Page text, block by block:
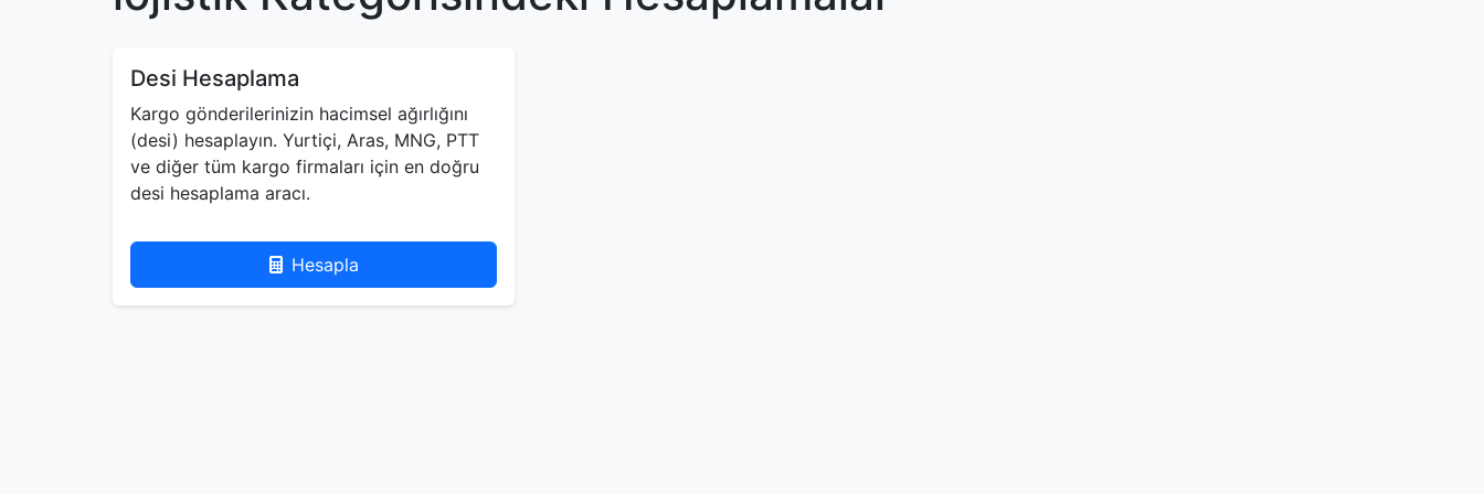
Desi Hesaplama
Kargo gönderilerinizin hacimsel ağırlığını
(desi) hesaplayın. Yurtiçi, Aras, MNG, PTT
ve diğer tüm kargo firmaları için en doğru
desi hesaplama aracı.
Hesapla